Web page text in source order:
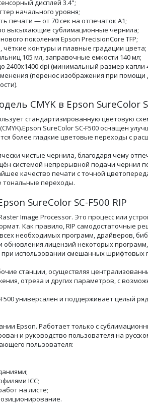
дисплей 3.4";
начального уровня;
печати — от 70 сек на отпечаток A1;
высыхающие сублимационные чернила;
поколения Epson PrecisionCore TFP;
контуры и плавные градации цвета;
105 мл, заправочные емкости 140 мл;
2400x1400 dpi (минимальный размер капли
(перенос изображения при помощи
CMYK в Epson SureColor
стандартизированную цветовую
SureColor SC-F500 оснащен
более гладкие цветовые переходы с
чистые чернила, благодаря чему
системой непрерывной подачи чернил
качество печати с точной
переходы.
SureColor SC-F500 RIP
Image Processor. Это процесс или
Как правило, RIP самодостаточные
необходимых программ, драйверов,
обновления лицензий некоторых
при использовании смешанных шрифтовых
станции, осуществляя
отреза и других параметров, с
универсален и поддерживает целый
Epson. Работает только с
и руководство пользователя на
пользователя:
ICC;
на листе;